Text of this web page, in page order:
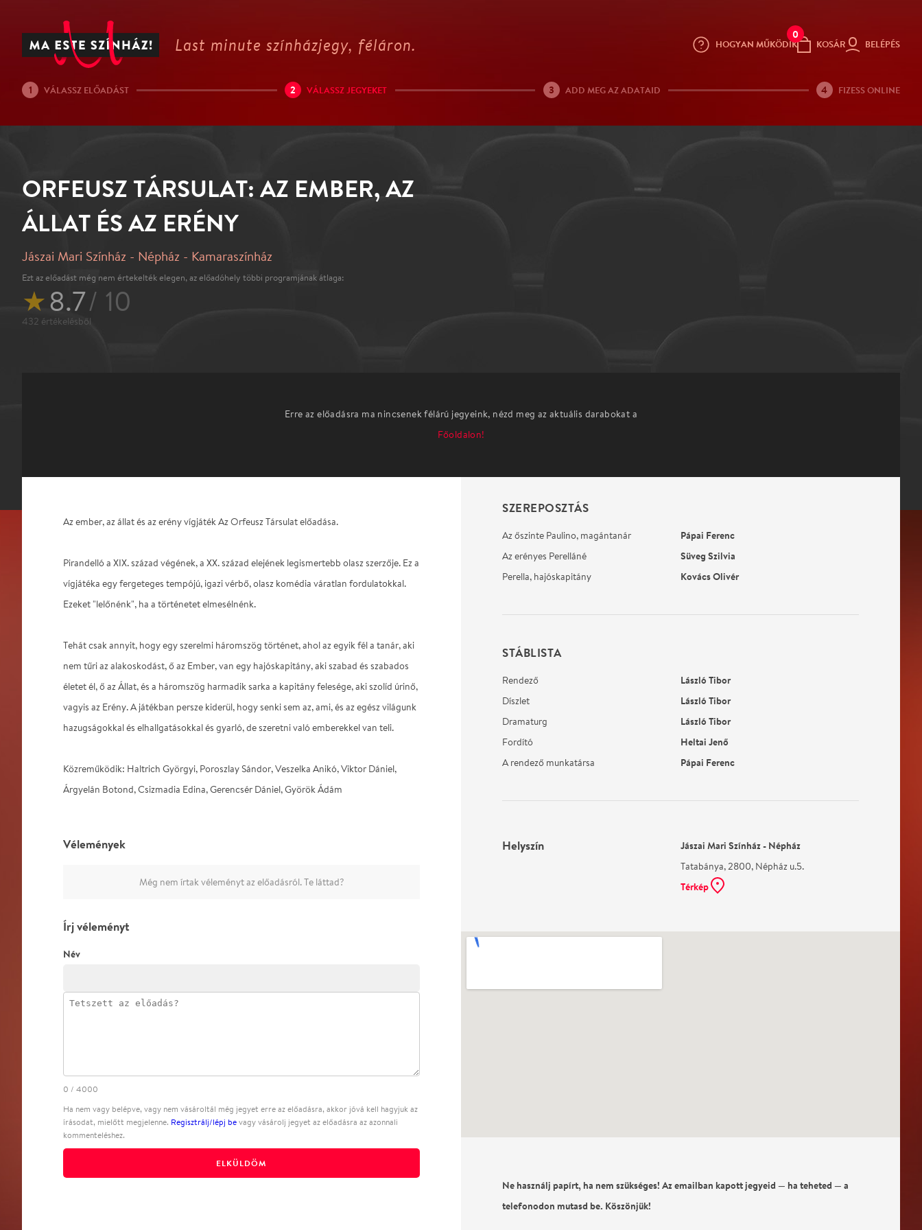
Last minute színházjegy, féláron. HOGYAN MŰKÖDIK
0
KOSÁR BELÉPÉS
1 VÁLASSZ ELŐADÁST 2 VÁLASSZ JEGYEKET 3 ADD MEG AZ ADATAID 4 FIZESS ONLINE
ORFEUSZ TÁRSULAT: AZ EMBER, AZ
ÁLLAT ÉS AZ ERÉNY
Jászai Mari Színház - Népház - Kamaraszínház
Ezt az előadást még nem értekelték elegen, az előadóhely többi programjának átlaga:
★8.7/ 10
432 értékelésből
Erre az előadásra ma nincsenek félárú jegyeink, nézd meg az aktuális darabokat a
Főoldalon!
Az ember, az állat és az erény vígjáték Az Orfeusz Társulat előadása.
Pirandelló a XIX. század végének, a XX. század elejének legismertebb olasz szerzője. Ez a
vígjátéka egy fergeteges tempójú, igazi vérbő, olasz komédia váratlan fordulatokkal.
Ezeket "lelőnénk", ha a történetet elmesélnénk.
Tehát csak annyit, hogy egy szerelmi háromszög történet, ahol az egyik fél a tanár, aki
nem tűri az alakoskodást, ő az Ember, van egy hajóskapitány, aki szabad és szabados
életet él, ő az Állat, és a háromszög harmadik sarka a kapitány felesége, aki szolíd úrinő,
vagyis az Erény. A játékban persze kiderül, hogy senki sem az, ami, és az egész világunk
hazugságokkal és elhallgatásokkal és gyarló, de szeretni való emberekkel van teli.
Közreműködik: Haltrich Györgyi, Poroszlay Sándor, Veszelka Anikó, Viktor Dániel,
Árgyelán Botond, Csizmadia Edina, Gerencsér Dániel, Györök Ádám
SZEREPOSZTÁS
Az őszinte Paulino, magántanár Pápai Ferenc
Az erényes Perelláné Süveg Szilvia
Perella, hajóskapitány Kovács Olivér
STÁBLISTA
Rendező László Tibor
Díszlet László Tibor
Dramaturg László Tibor
Fordító Heltai Jenő
A rendező munkatársa Pápai Ferenc
Helyszín Jászai Mari Színház - Népház
Tatabánya, 2800, Népház u.5.
Térkép
Ne használj papírt, ha nem szükséges! Az emailban kapott jegyeid — ha teheted — a
telefonodon mutasd be. Köszönjük!
Vélemények
Még nem írtak véleményt az előadásról. Te láttad?
Írj véleményt
Név
0 / 4000
Ha nem vagy belépve, vagy nem vásároltál még jegyet erre az előadásra, akkor jóvá kell hagyjuk az
írásodat, mielőtt megjelenne. Regisztrálj/lépj be vagy vásárolj jegyet az előadásra az azonnali
kommenteléshez.
ELKÜLDÖM